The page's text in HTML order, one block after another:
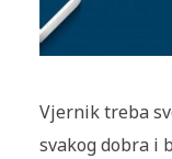
Vjernik treba
svakog dobra i